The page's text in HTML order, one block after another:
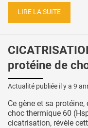
LIRE LA SUITE
protéine de
Actualité publiée il y a 9
Ce gène et sa
choc thermique 60
cicatrisation, révèle